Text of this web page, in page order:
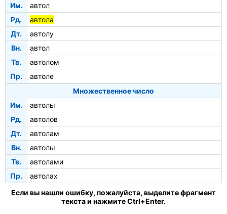
Им.
автол
Рд.
автола
Дт.
автолу
Вн.
автол
Тв.
автолом
Пр.
автоле
Множественное число
Им.
автолы
Рд.
автолов
Дт.
автолам
Вн.
автолы
Тв.
автолами
Пр.
автолах
Если вы нашли ошибку, пожалуйста, выделите фрагмент
текста и нажмите Ctrl+Enter.